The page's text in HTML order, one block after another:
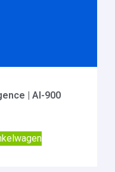
| AI-900